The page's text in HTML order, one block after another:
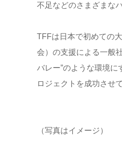
不足などのさまざまな
TFFは日本で初めての
会）の支援による一般
バレー”のような環境
ロジェクトを成功させ
（写真はイメージ）